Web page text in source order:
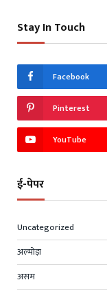
Stay In Touch
Facebook
Pinterest
YouTube
ई-पेपर
Uncategorized
अल्मोड़ा
असम